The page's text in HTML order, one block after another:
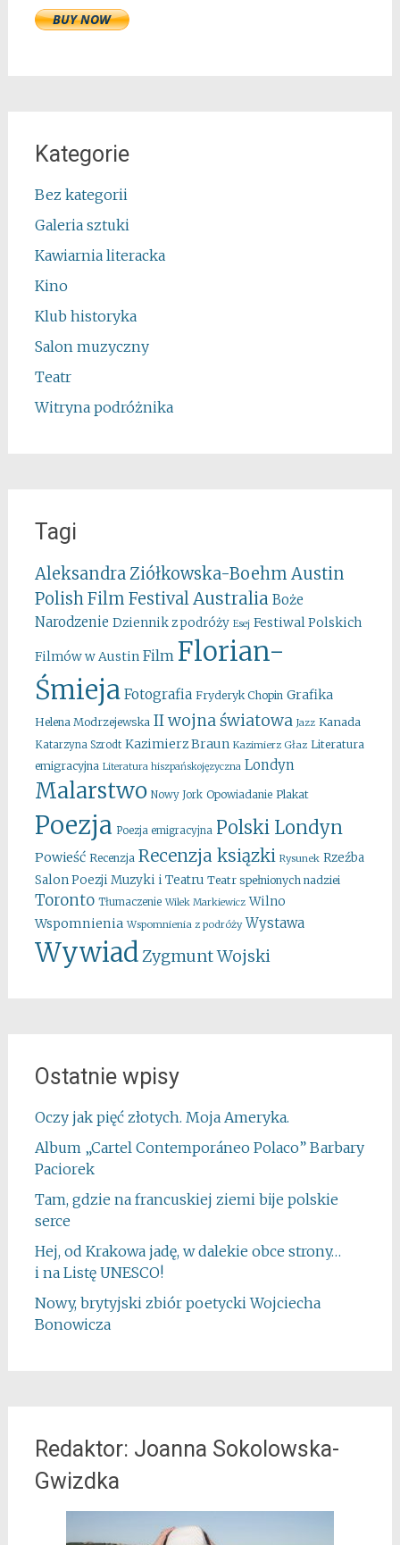
Kategorie
Bez kategorii
Galeria sztuki
Kawiarnia literacka
Kino
Klub historyka
Salon muzyczny
Teatr
Witryna podróżnika
Tagi
Aleksandra Ziółkowska-Boehm Austin
Polish Film FestivalAustralia Boże
Narodzenie Dziennik z podróży Esej Festiwal Polskich
Filmów w Austin Film Florian-
Śmieja Fotografia Fryderyk Chopin Grafika
Helena Modrzejewska II wojna światowa Jazz Kanada
Katarzyna Szrodt Kazimierz Braun Kazimierz Głaz Literatura
emigracyjna Literatura hiszpańskojęzyczna Londyn
Malarstwo Nowy Jork Opowiadanie Plakat
Poezja Poezja emigracyjna Polski Londyn
Powieść Recenzja Recenzja ksiązki Rysunek Rzeźba
Salon Poezji Muzyki i Teatru Teatr spełnionych nadziei
Toronto Tłumaczenie Wilek Markiewicz Wilno
Wspomnienia Wspomnienia z podróży Wystawa
WywiadZygmunt Wojski
Ostatnie wpisy
Oczy jak pięć złotych. Moja Ameryka.
Album „Cartel Contemporáneo Polaco” Barbary
Paciorek
Tam, gdzie na francuskiej ziemi bije polskie
serce
Hej, od Krakowa jadę, w dalekie obce strony…
i na Listę UNESCO!
Nowy, brytyjski zbiór poetycki Wojciecha
Bonowicza
Redaktor: Joanna Sokolowska-
Gwizdka